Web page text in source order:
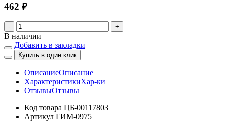
462 ₽
- +
В наличии
Добавить в закладки
Купить в один клик
ОписаниеОписание
ХарактеристикиХар-ки
ОтзывыОтзывы
Код товара ЦБ-00117803
Артикул ГИМ-0975